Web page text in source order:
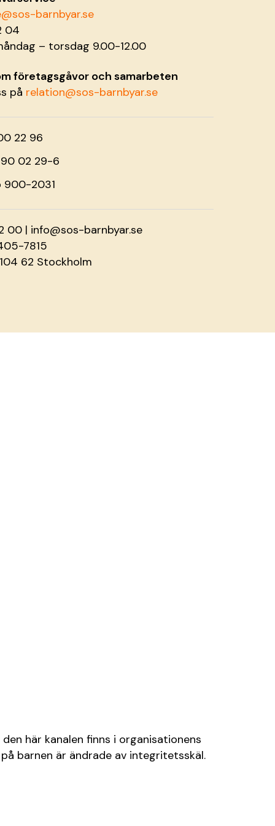
barnbyar.se
04
– torsdag 9.00-12.00
företagsgåvor och samarbeten
på relation@sos-barnbyar.se
22 96
02 29-6
900-2031
00 | info@sos-barnbyar.se
7815
62 Stockholm
här kanalen finns i organisationens
barnen är ändrade av integritetsskäl.